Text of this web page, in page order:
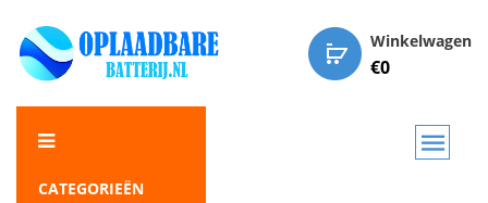
Winkelwagen
€0
CATEGORIEËN